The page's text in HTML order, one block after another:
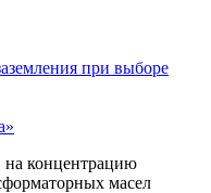
при выборе
на концентрацию
масел